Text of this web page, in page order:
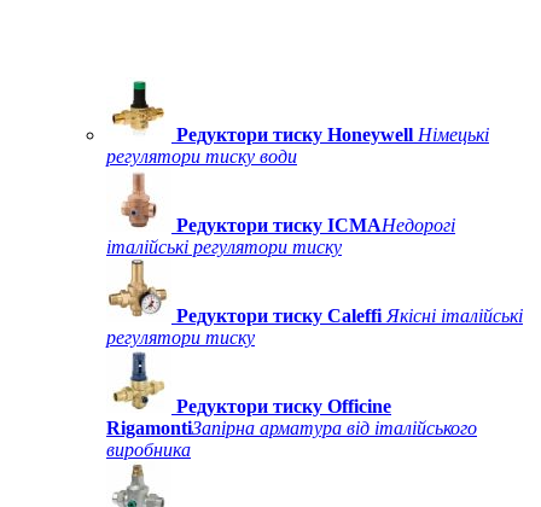
Редуктори тиску Honeywell Німецькі
регулятори тиску води
Редуктори тиску ICMAНедорогі
італійські регулятори тиску
Редуктори тиску Caleffi Якісні італійські
регулятори тиску
Редуктори тиску Officine
RigamontiЗапірна арматура від італійського
виробника